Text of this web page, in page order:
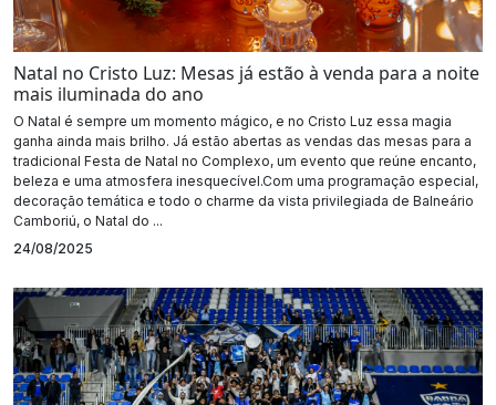
Natal no Cristo Luz: Mesas já estão à venda para a noite
mais iluminada do ano
O Natal é sempre um momento mágico, e no Cristo Luz essa magia
ganha ainda mais brilho. Já estão abertas as vendas das mesas para a
tradicional Festa de Natal no Complexo, um evento que reúne encanto,
beleza e uma atmosfera inesquecível.Com uma programação especial,
decoração temática e todo o charme da vista privilegiada de Balneário
Camboriú, o Natal do ...
24/08/2025